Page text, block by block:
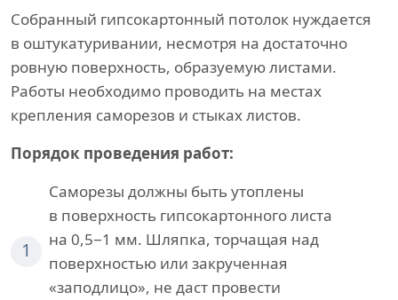
Собранный гипсокартонный потолок нуждается
в оштукатуривании, несмотря на достаточно
ровную поверхность, образуемую листами.
Работы необходимо проводить на местах
крепления саморезов и стыках листов.
Порядок проведения работ:
1
Саморезы должны быть утоплены
в поверхность гипсокартонного листа
на 0,5−1 мм. Шляпка, торчащая над
поверхностью или закрученная
«заподлицо», не даст провести